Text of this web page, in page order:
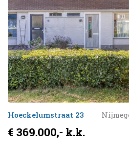
Hoeckelumstraat 23
€ 369.000,- k.k.